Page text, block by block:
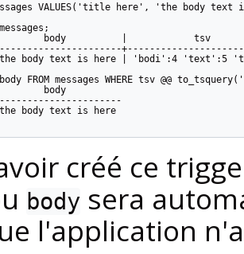
VALUES('title here', 'the body
body          |            tsv
body text is here | 'bodi':4 'text':5
FROM messages WHERE tsv @@
body
body text is here
créé ce
body sera
l'application